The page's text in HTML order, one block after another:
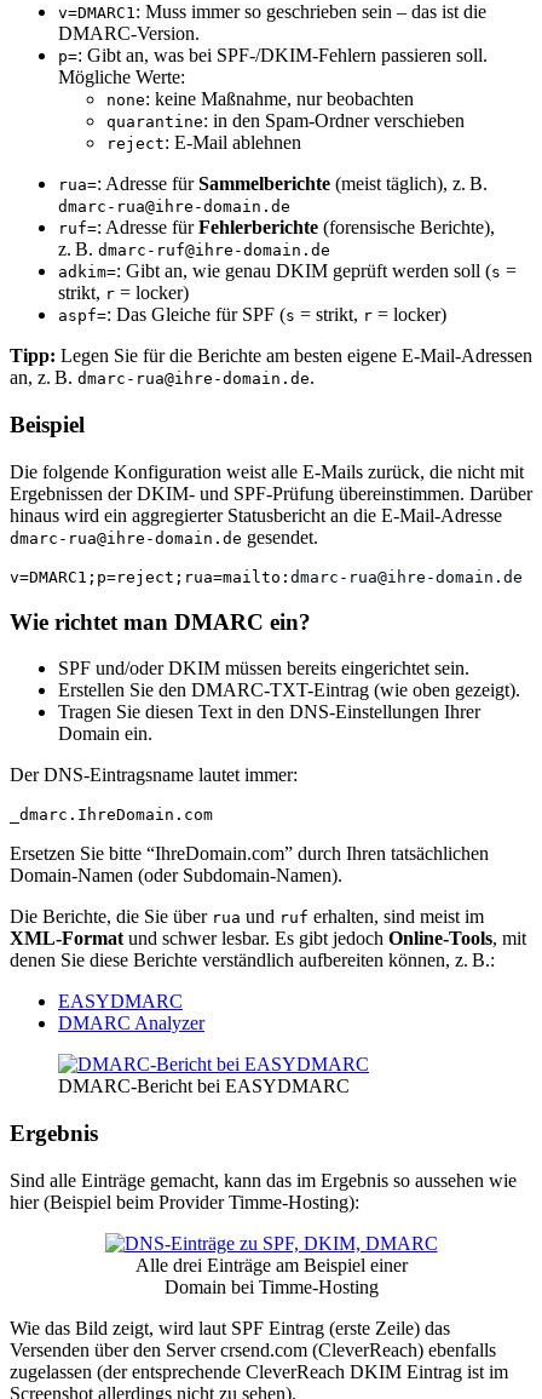
v=DMARC1: Muss immer so geschrieben sein – das ist die
DMARC-Version.
p=: Gibt an, was bei SPF-/DKIM-Fehlern passieren soll.
Mögliche Werte:
none: keine Maßnahme, nur beobachten
quarantine: in den Spam-Ordner verschieben
reject: E-Mail ablehnen
rua=: Adresse fürSammelberichte (meist täglich), z. B.
dmarc-rua@ihre-domain.de
ruf=: Adresse fürFehlerberichte (forensische Berichte),
z. B. dmarc-ruf@ihre-domain.de
adkim=: Gibt an, wie genau DKIM geprüft werden soll (s =
strikt, r = locker)
aspf=: Das Gleiche für SPF (s = strikt, r = locker)
Tipp: Legen Sie für die Berichte am besten eigene E-Mail-Adressen
an, z. B. dmarc-rua@ihre-domain.de.
Beispiel
Die folgende Konfiguration weist alle E-Mails zurück, die nicht mit
Ergebnissen der DKIM- und SPF-Prüfung übereinstimmen. Darüber
hinaus wird ein aggregierter Statusbericht an die E-Mail-Adresse
dmarc-rua@ihre-domain.de gesendet.
v=DMARC1;p=reject;rua=mailto: dmarc-rua@ihre-domain.de
Wie richtet man DMARC ein?
SPF und/oder DKIM müssen bereits eingerichtet sein.
Erstellen Sie den DMARC-TXT-Eintrag (wie oben gezeigt).
Tragen Sie diesen Text in den DNS-Einstellungen Ihrer
Domain ein.
Der DNS-Eintragsname lautet immer:
_dmarc.IhreDomain.com
Ersetzen Sie bitte “IhreDomain.com” durch Ihren tatsächlichen
Domain-Namen (oder Subdomain-Namen).
Die Berichte, die Sie über rua und ruf erhalten, sind meist im
XML-Format und schwer lesbar. Es gibt jedoch Online-Tools, mit
denen Sie diese Berichte verständlich aufbereiten können, z. B.:
EASYDMARC
DMARC Analyzer
DMARC-Bericht bei EASYDMARC
Ergebnis
Sind alle Einträge gemacht, kann das im Ergebnis so aussehen wie
hier (Beispiel beim Provider Timme-Hosting):
Alle drei Einträge am Beispiel einer
Domain bei Timme-Hosting
Wie das Bild zeigt, wird laut SPF Eintrag (erste Zeile) das
Versenden über den Server crsend.com (CleverReach) ebenfalls
zugelassen (der entsprechende CleverReach DKIM Eintrag ist im
Screenshot allerdings nicht zu sehen).